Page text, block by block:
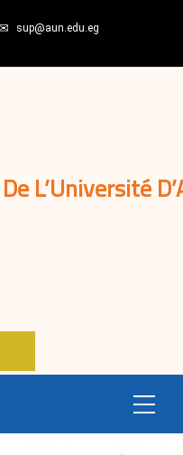
sup@aun.edu.eg
L’Université